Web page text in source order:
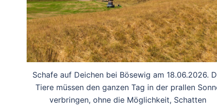
Schafe auf Deichen bei Bösewig am 18.06.2026.
Tiere müssen den ganzen Tag in der prallen
verbringen, ohne die Möglichkeit, Schatten